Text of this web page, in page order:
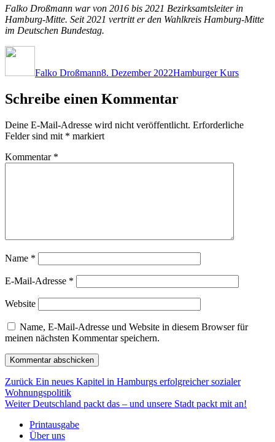
Falko Droßmann war von 2016 bis 2021 Bezirksamtsleiter in
Hamburg-Mitte. Seit 2021 vertritt er den Wahlkreis Hamburg-Mitte
im Deutschen Bundestag.
Falko Droßmann8. Dezember 2022Hamburger Kurs
Schreibe einen Kommentar
Deine E-Mail-Adresse wird nicht veröffentlicht. Erforderliche
Felder sind mit * markiert
Kommentar *
Name *
E-Mail-Adresse *
Website
Name, E-Mail-Adresse und Website in diesem Browser für
meinen nächsten Kommentar speichern.
Beitragsnavigation
Zurück Vorheriger
Beitrag:
Ein neues Kapitel in Hamburgs erfolgreicher sozialer
Wohnungspolitik
Weiter Nächster
Deutschland packt das – und unsere Stadt packt mit an!
Printausgabe
Über uns